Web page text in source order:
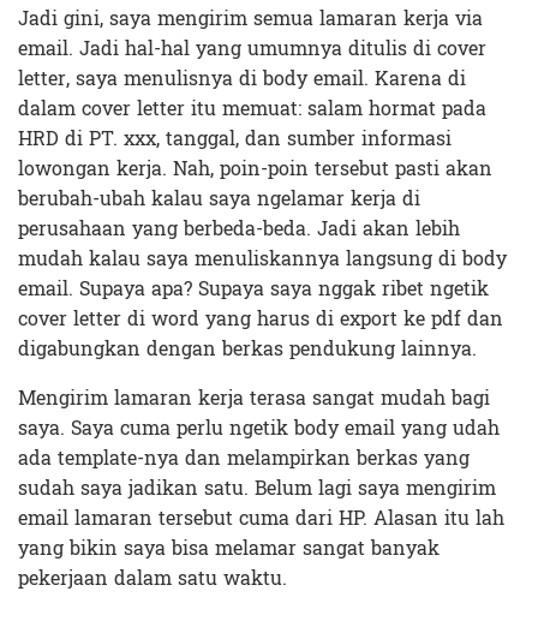
Jadi gini, saya mengirim semua lamaran kerja via
email. Jadi hal-hal yang umumnya ditulis di cover
letter, saya menulisnya di body email. Karena di
dalam cover letter itu memuat: salam hormat pada
HRD di PT. xxx, tanggal, dan sumber informasi
lowongan kerja. Nah, poin-poin tersebut pasti akan
berubah-ubah kalau saya ngelamar kerja di
perusahaan yang berbeda-beda. Jadi akan lebih
mudah kalau saya menuliskannya langsung di body
email. Supaya apa? Supaya saya nggak ribet ngetik
cover letter di word yang harus di export ke pdf dan
digabungkan dengan berkas pendukung lainnya.
Mengirim lamaran kerja terasa sangat mudah bagi
saya. Saya cuma perlu ngetik body email yang udah
ada template-nya dan melampirkan berkas yang
sudah saya jadikan satu. Belum lagi saya mengirim
email lamaran tersebut cuma dari HP. Alasan itu lah
yang bikin saya bisa melamar sangat banyak
pekerjaan dalam satu waktu.